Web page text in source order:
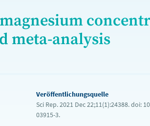
meta-analysis
Veröffentlichungsquelle
Sci Rep. 2021 Dec 22;11(1):24388. doi:
03915-3.